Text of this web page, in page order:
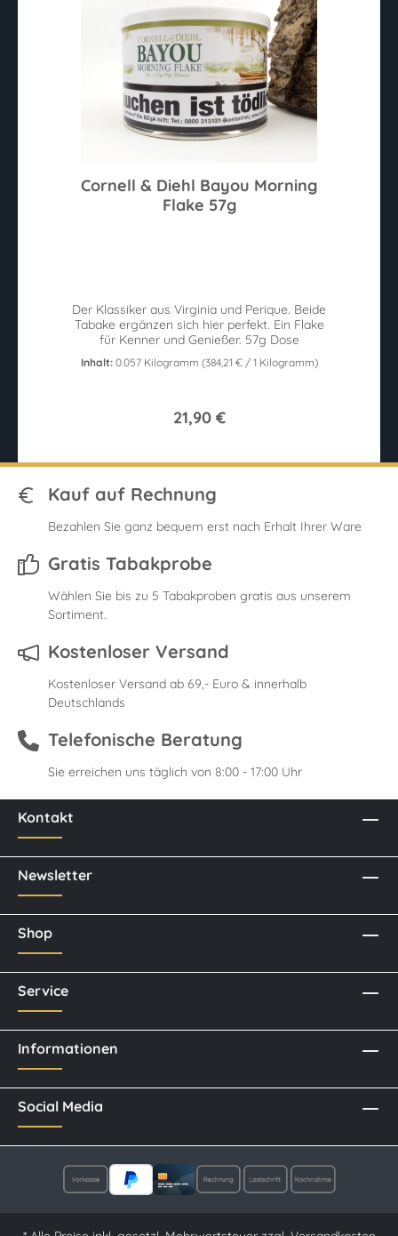
Cornell & Diehl Bayou Morning
Flake 57g
Der Klassiker aus Virginia und Perique. Beide
Tabake ergänzen sich hier perfekt. Ein Flake
für Kenner und Genießer. 57g Dose
Inhalt: 0.057 Kilogramm (384,21 € / 1 Kilogramm)
21,90 €
Kauf auf Rechnung
Bezahlen Sie ganz bequem erst nach Erhalt Ihrer Ware
Gratis Tabakprobe
Wählen Sie bis zu 5 Tabakproben gratis aus unserem
Sortiment.
Kostenloser Versand
Kostenloser Versand ab 69,- Euro & innerhalb
Deutschlands
Telefonische Beratung
Sie erreichen uns täglich von 8:00 - 17:00 Uhr
Kontakt
Newsletter
Social Media
Shop
Service
Informationen